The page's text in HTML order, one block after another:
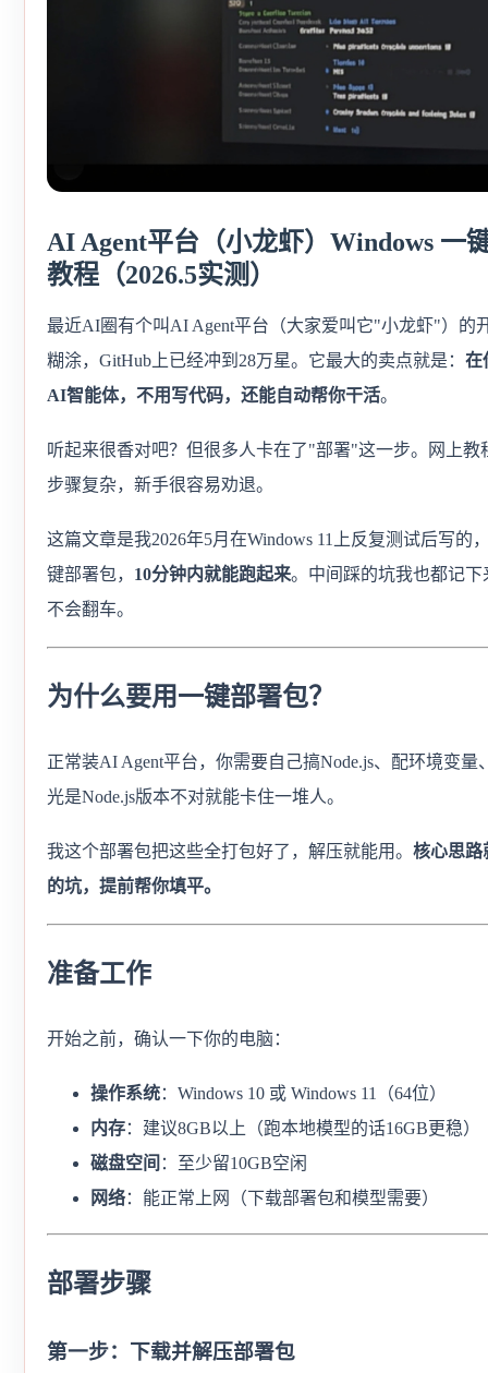
AI Agent平台（小龙虾）Windows 一
教程（2026.5实测）
最近AI圈有个叫AI Agent平台（大家爱叫它"小龙虾"）的
糊涂，GitHub上已经冲到28万星。它最大的卖点就是： 在
AI智能体，不用写代码，还能自动帮你干活。
听起来很香对吧？但很多人卡在了"部署"这一步。网上教
步骤复杂，新手很容易劝退。
这篇文章是我2026年5月在Windows 11上反复测试后写的
键部署包， 10分钟内就能跑起来。中间踩的坑我也都记
不会翻车。
为什么要用一键部署包？
正常装AI Agent平台，你需要自己搞Node.js、配环境变量
光是Node.js版本不对就能卡住一堆人。
我这个部署包把这些全打包好了，解压就能用。 核心思路
的坑，提前帮你填平。
准备工作
开始之前，确认一下你的电脑：
操作系统：Windows 10 或 Windows 11（64位）
内存：建议8GB以上（跑本地模型的话16GB更稳）
磁盘空间 ：至少留10GB空闲
网络：能正常上网（下载部署包和模型需要）
部署步骤
第一步：下载并解压部署包